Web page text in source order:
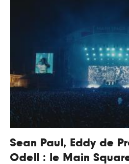
Sean Paul, Eddy de
Odell : le Main